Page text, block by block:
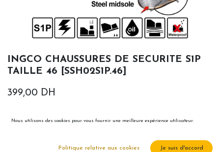
INGCO CHAUSSURES DE SECURITE S1P
TAILLE 46 [SSH02S1P.46]
399,00 DH
Nous utilisons des cookies pour vous fournir une meilleure expérience utilisateur.
Politique relative aux cookies Je suis d'accord